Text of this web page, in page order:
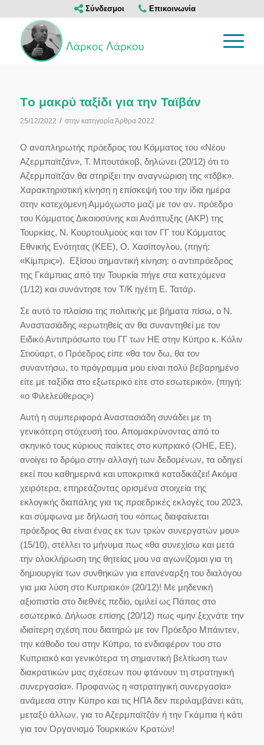
Σύνδεσμοι Επικοινωνία
Tο μακρύ ταξίδι για την Ταϊβάν
25/12/2022 / στην κατηγορίαΆρθρα 2022
Ο αναπληρωτής πρόεδρος του Κόμματος του «Νέου
Αζερμπαϊτζάν», Τ. Μπουτάκοβ, δηλώνει (20/12) ότι το
Αζερμπαϊτζάν θα στηρίξει την αναγνώριση της «τδβκ».
Χαρακτηριστική κίνηση η επίσκεψή του την ίδια ημέρα
στην κατεχόμενη Αμμόχωστο μαζί με τον αν. πρόεδρο
του Κόμματος Δικαιοσύνης και Ανάπτυξης (AKΡ) της
Τουρκίας, Ν. Κουρτουλμούς και τον ΓΓ του Κόμματος
Εθνικής Ενότητας (ΚΕΕ), Ο. Χασίπογλου, (πηγή:
«Κίμπρις»). Εξίσου σημαντική κίνηση: ο αντιπρόεδρος
της Γκάμπιας από την Τουρκία πήγε στα κατεχόμενα
(1/12) και συνάντησε τον Τ/Κ ηγέτη Ε. Τατάρ.
Σε αυτό το πλαίσιο της πολιτικής με βήματα πίσω, ο Ν.
Αναστασιάδης «ερωτηθείς αν θα συναντηθεί με τον
Ειδικό Αντιπρόσωπο του ΓΓ των ΗΕ στην Κύπρο κ. Κόλιν
Στιούαρτ, ο Πρόεδρος είπε «θα τον δω, θα τον
συναντήσω, το πρόγραμμα μου είναι πολύ βεβαρημένο
είτε με ταξίδια στο εξωτερικό είτε στο εσωτερικό». (πηγή:
«ο Φιλελεύθερος»)
Αυτή η συμπεριφορά Αναστασιάδη συνάδει με τη
γενικότερη στόχευσή του. Απομακρύνοντας από το
σκηνικό τους κύριους παίκτες στο κυπριακό (ΟΗΕ, ΕΕ),
ανοίγει το δρόμο στην αλλαγή των δεδομένων, τα οδηγεί
εκεί που καθημερινά και υποκριτικά καταδικάζει! Ακόμα
χειρότερα, επηρεάζοντας ορισμένα στοιχεία της
εκλογικής διαπάλης για τις προεδρικές εκλογές του 2023,
και σύμφωνα με δήλωσή του «όπως διαφαίνεται
πρόεδρος θα είναι ένας εκ των τριών συνεργατών μου»
(15/10), στέλλει το μήνυμα πως «θα συνεχίσω και μετά
την ολοκλήρωση της θητείας μου να αγωνίζομαι για τη
δημιουργία των συνθηκών για επανέναρξη του διαλόγου
για μια λύση στο Κυπριακό» (20/12)! Με μηδενική
αξιοπιστία στο διεθνές πεδίο, ομιλεί ως Πάπας στο
εσωτερικό. Δήλωσε επίσης (20/12) πως «μην ξεχνάτε την
ιδιαίτερη σχέση που διατηρώ με τον Πρόεδρο Μπάιντεν,
την κάθοδο του στην Κύπρο, το ενδιαφέρον του στο
Κυπριακό και γενικότερα τη σημαντική βελτίωση των
διακρατικών μας σχέσεων που φτάνουν τη στρατηγική
συνεργασία». Προφανώς η «στρατηγική συνεργασία»
ανάμεσα στην Κύπρο και τις ΗΠΑ δεν περιλαμβάνει κάτι,
μεταξύ άλλων, για το Αζερμπαϊτζάν ή την Γκάμπια ή κάτι
για τον Οργανισμό Τουρκικών Κρατών!